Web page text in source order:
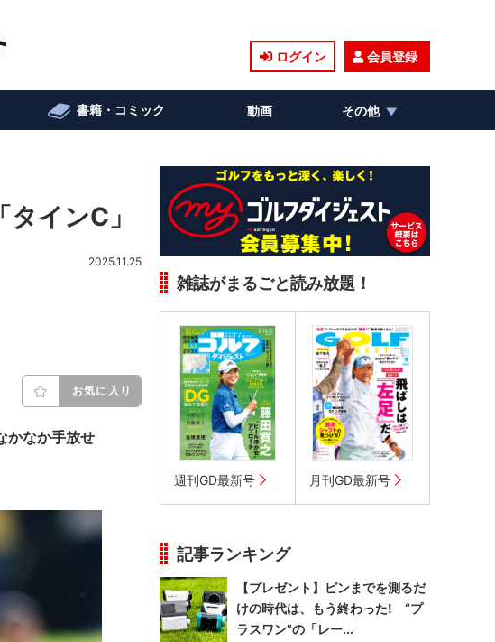
ログイン 会員登録
書籍・コミック 動画 その他
インC」
2025.11.25
お気に入り
かなか手放せ
雑誌がまるごと読み放題！
週刊GD最新号 月刊GD最新号
記事ランキング
【プレゼント】ピンまでを測るだ
けの時代は、もう終わった! “プ
ラスワン”の「レー...